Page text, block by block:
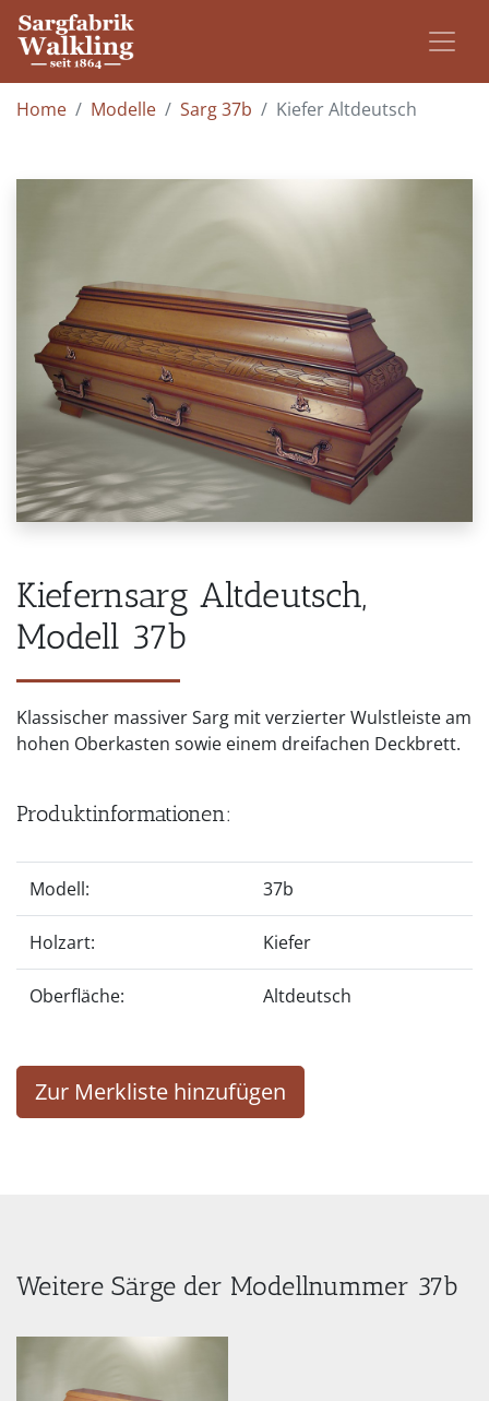
Home Modelle Sarg 37b Kiefer Altdeutsch
Kiefernsarg Altdeutsch,
Modell 37b
Klassischer massiver Sarg mit verzierter Wulstleiste am
hohen Oberkasten sowie einem dreifachen Deckbrett.
Produktinformationen:
Modell: 37b
Holzart: Kiefer
Oberfläche: Altdeutsch
Zur Merkliste hinzufügen
Weitere Särge der Modellnummer 37b